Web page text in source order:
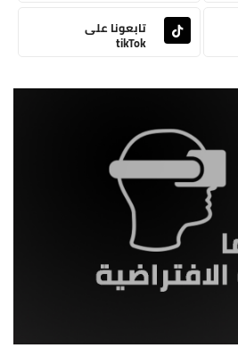
تابعونا على
tikTok